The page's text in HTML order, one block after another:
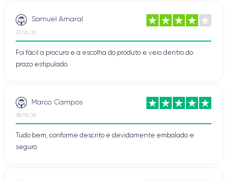
Samuel Amaral
23/06/26
Foi fácil a procura e a escolha do produto e veio dentro do
prazo estipulado.
Marco Campos
08/06/26
Tudo bem, conforme descrito e devidamente embalado e
seguro